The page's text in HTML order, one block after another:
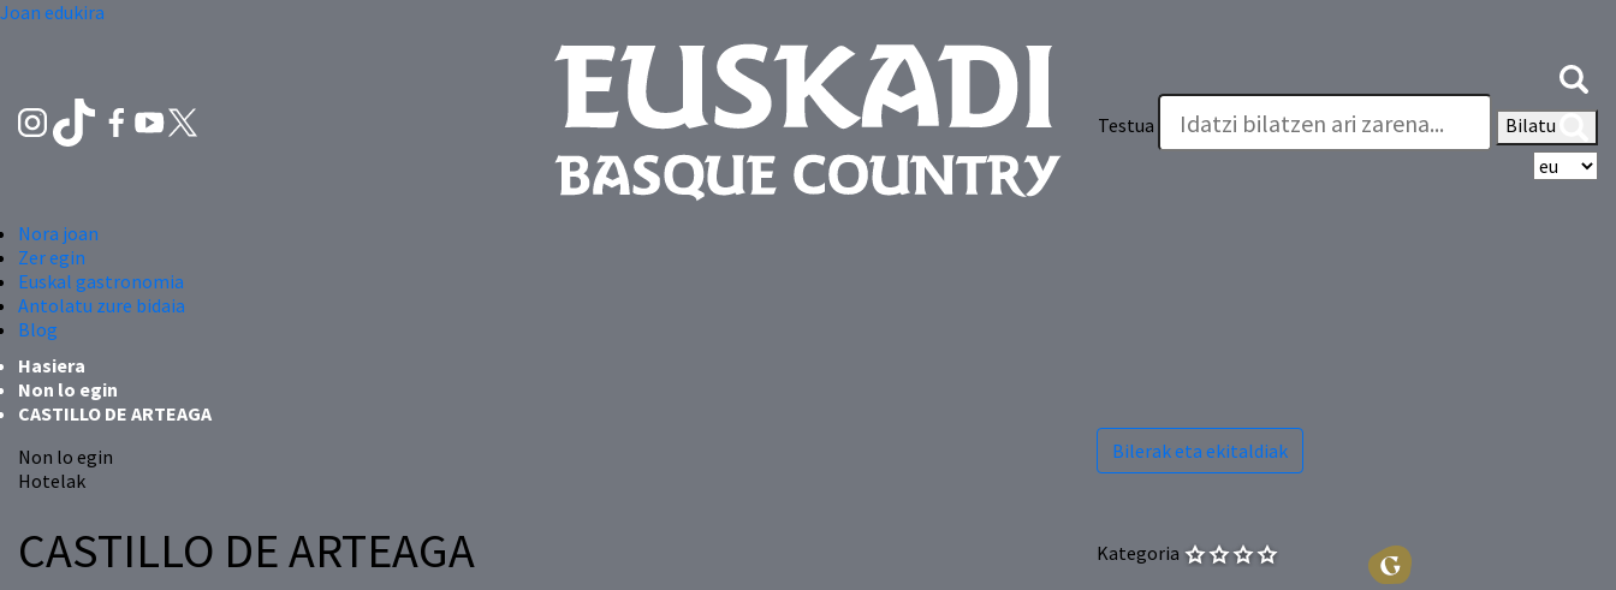
Joan edukira
Testua
Bilatu
Nora joan
Zer egin
Euskal gastronomia
Antolatu zure bidaia
Blog
Hasiera
Non lo egin
CASTILLO DE ARTEAGA
Non lo egin
Hotelak
Bilerak eta ekitaldiak
CASTILLO DE ARTEAGA Kategoria